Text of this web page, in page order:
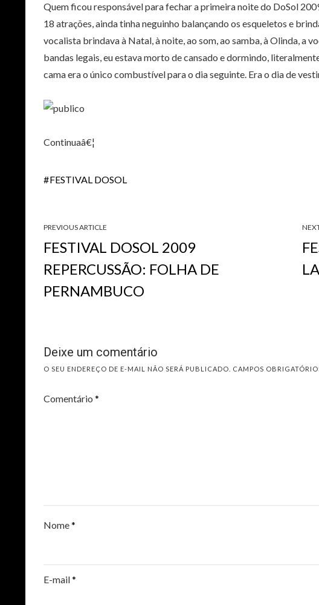
Quem ficou responsável para fechar a primeira noite do DoSol
18 atrações, ainda tinha neguinho balançando os esqueletos e
vocalista brindava à Natal, à noite, ao som, ao samba, à Olinda, a
bandas legais, eu estava morto de cansado e dormindo,
cama era o único combustível para o dia seguinte. Era o dia de
Continuaâ€¦
FESTIVAL DOSOL
PREVIOUS ARTICLE
FESTIVAL DOSOL 2009
REPERCUSSÃO: FOLHA DE
PERNAMBUCO
Deixe um comentário
O SEU ENDEREÇO DE E-MAIL NÃO SERÁ PUBLICADO. CAMPOS
Comentário *
Nome*
E-mail*